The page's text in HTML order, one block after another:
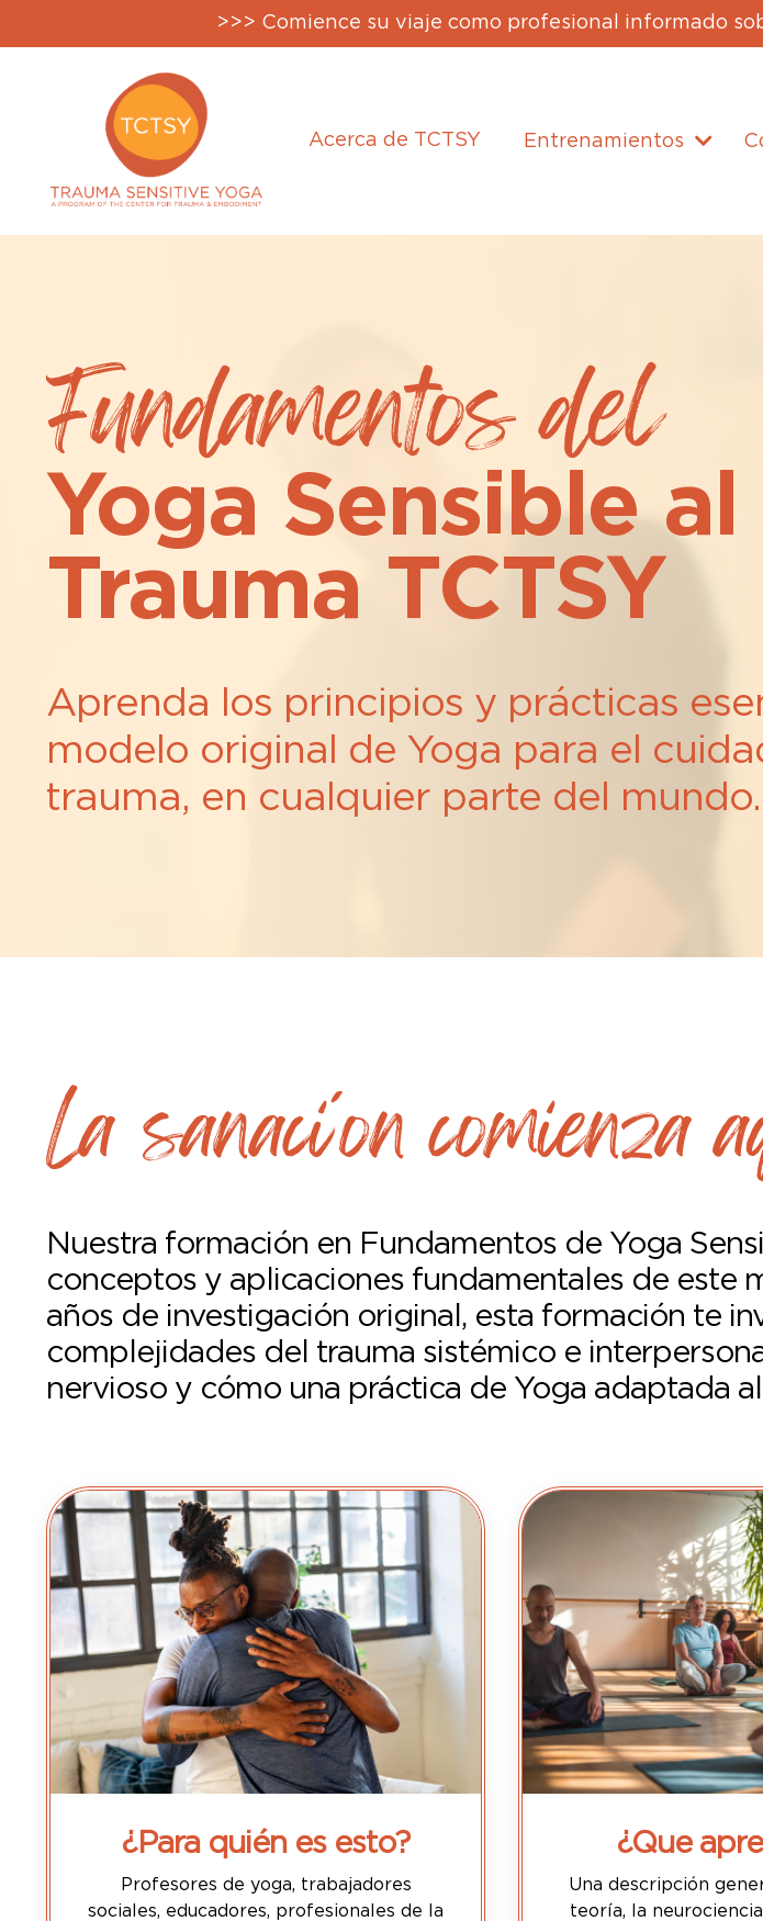
>>> Comience su viaje como profesional informado
Acerca de TCTSY Entrenamientos
Fundamentos del
Yoga Sensible al
Trauma TCTSY
Aprenda los principios y prácticas
modelo original de Yoga para el
trauma, en cualquier parte del mundo.
La sanaci´on comienza
Nuestra formación en Fundamentos de Yoga
conceptos y aplicaciones fundamentales de este
años de investigación original, esta formación te
complejidades del trauma sistémico e
nervioso y cómo una práctica de Yoga adaptada
¿Para quién es esto?
Profesores de yoga, trabajadores
sociales, educadores, profesionales de la
¿Que
Una descripción
teoría, la